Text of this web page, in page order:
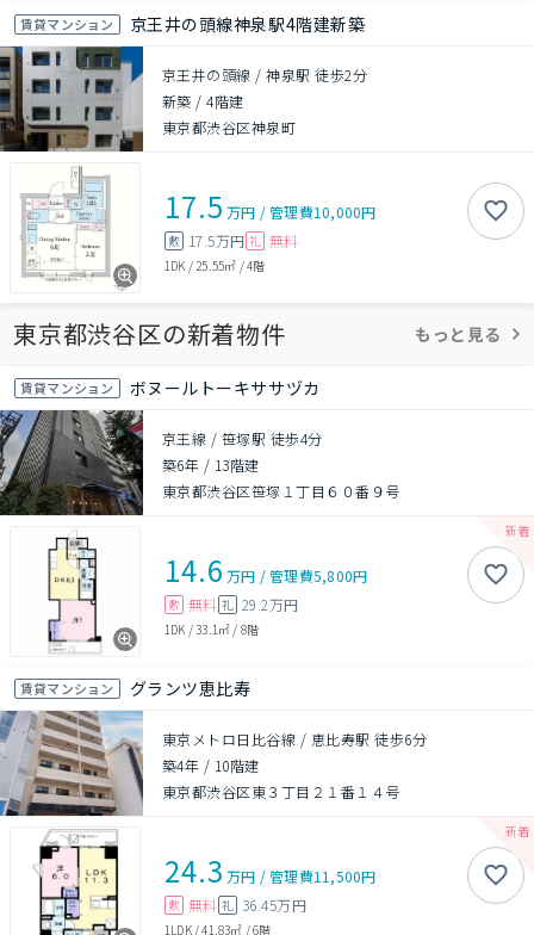
賃貸マンション 京王井の頭線神泉駅4階建新築
京王井の頭線 / 神泉駅 徒歩2分
新築 /4階建
東京都渋谷区神泉町
17.5 万円 /管理費10,000円
敷 17.5万円 礼 無料
1DK / 25.55㎡ /4階
東京都渋谷区の新着物件 もっと見る
賃貸マンション ボヌールトーキササヅカ
京王線 / 笹塚駅 徒歩4分
築6年 / 13階建
東京都渋谷区笹塚１丁目６０番９号
14.6 万円 /管理費5,800円
敷 無料 礼 29.2万円
1DK /33.1㎡ / 8階
賃貸マンション グランツ恵比寿
東京メトロ日比谷線 / 恵比寿駅 徒歩6分
築4年 / 10階建
東京都渋谷区東３丁目２１番１４号
24.3 万円 /管理費11,500円
敷 無料 礼 36.45万円
1LDK/41.83㎡ /6階